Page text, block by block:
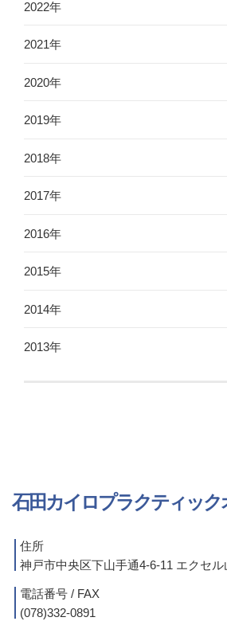
2022年
2021年
2020年
2019年
2018年
2017年
2016年
2015年
2014年
2013年
石田カイロプラクティック
住所
神戸市中央区下山手通4-6-11 エクセル
電話番号 / FAX
(078)332-0891